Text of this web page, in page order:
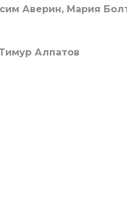
Аверин, Мария
Алпатов